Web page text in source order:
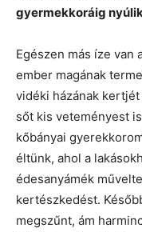
gyermekkoráig
Egészen más íze van
ember magának
vidéki házának
sőt kis veteményest
kőbányai
éltünk, ahol a
édesanyámék
kertészkedést.
megszűnt, ám